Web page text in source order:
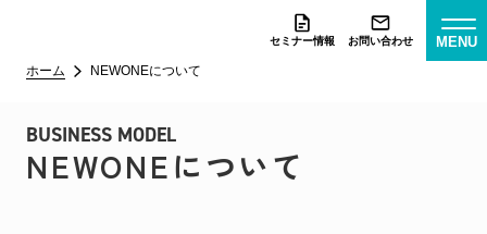
セミナー情報 お問い合わせ MENU
ホーム NEWONEについて
BUSINESS MODEL
NEWONEについて